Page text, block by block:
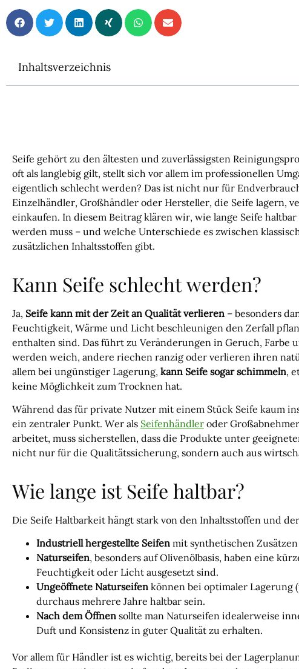
Inhaltsverzeichnis
Seife gehört zu den ältesten und zuverlässigsten
oft als langlebig gilt, stellt sich vor allem im professionellen
eigentlich schlecht werden? Das ist nicht nur für
Einzelhändler, Großhändler oder Hersteller, die Seife lagern,
einkaufen. In diesem Beitrag klären wir, wie lange Seife
werden muss – und welche Unterschiede es zwischen
zusätzlichen Inhaltsstoffen gibt.
Kann Seife schlecht werden?
Ja, Seife kann mit der Zeit an Qualität verlieren – besonders
Feuchtigkeit, Wärme und Licht beschleunigen den Zerfall
enthalten sind. Das führt zu Veränderungen in Geruch, Farbe
werden weich, andere riechen ranzig oder verlieren ihren
allem bei ungünstiger Lagerung, kann Seife sogar schimmeln,
keine Möglichkeit zum Trocknen hat.
Während das für private Nutzer mit einem Stück Seife kaum
ein zentraler Punkt. Wer als Seifenhändler oder
arbeitet, muss sicherstellen, dass die Produkte unter
nicht nur für die Qualitätssicherung, sondern auch aus
Wie lange ist Seife haltbar?
Die Seife Haltbarkeit hängt stark von den Inhaltsstoffen und
Industriell hergestellte Seifen mit synthetischen
Naturseifen, besonders auf Olivenölbasis, haben eine
Feuchtigkeit oder Licht ausgesetzt sind.
Ungeöffnete Naturseifen können bei optimaler Lagerung
durchaus mehrere Jahre haltbar sein.
Nach dem Öffnen sollte man Naturseifen idealerweise
Duft und Konsistenz in guter Qualität zu erhalten.
Vor allem für Händler ist es wichtig, bereits bei der